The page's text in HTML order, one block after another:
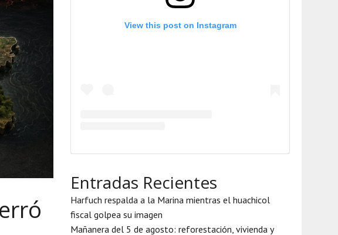
View this post on Instagram
Entradas Recientes
Harfuch respalda a la Marina mientras el huachicol
fiscal golpea su imagen
Mañanera del 5 de agosto: reforestación, vivienda y